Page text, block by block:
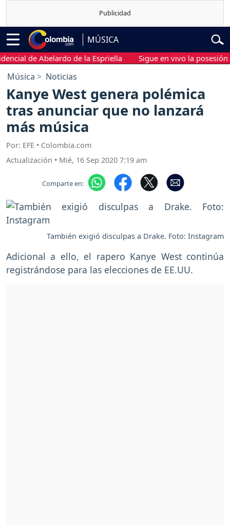
MÚSICA
de Abelardo de la Espriella Sigue en vivo la posesión
Música Noticias
Kanye West genera polémica
tras anunciar que no lanzará
más música
Por: EFE • Colombia.com
Actualización • Mié, 16 Sep 2020 7:19 am
Comparte en:
También exigió disculpas a Drake. Foto: Instagram
Adicional a ello, el rapero Kanye West continúa
registrándose para las elecciones de EE.UU.